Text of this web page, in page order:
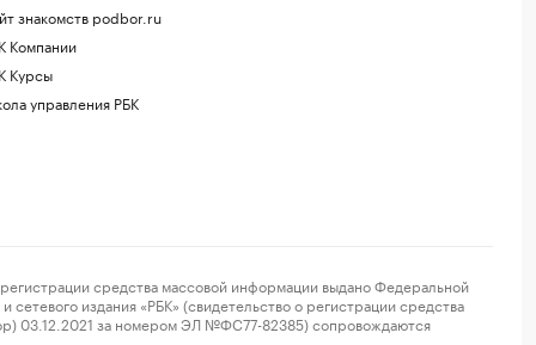
знакомств podbor.ru
Компании
Курсы
управления РБК
средства массовой информации выдано Федеральной
издания «РБК» (свидетельство о регистрации средства
03.12.2021 за номером ЭЛ №ФС77-82385) сопровождаются